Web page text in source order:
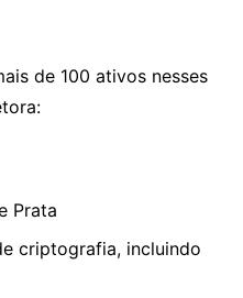
Videforex
de 100 ativos